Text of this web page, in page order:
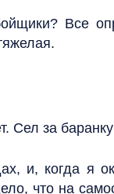
Все
Сел за
и, когда я
что на